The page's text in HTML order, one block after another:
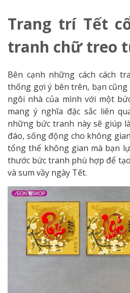
Trang trí Tết
tranh chữ treo
Bên cạnh những cách cách
thống gợi ý bên trên, bạn
ngôi nhà của mình với một
mang ý nghĩa đặc sắc liên
những bức tranh này sẽ giúp
đáo, sống động cho không
tổng thể không gian mà bạn
thước bức tranh phù hợp để
và sum vầy ngày Tết.